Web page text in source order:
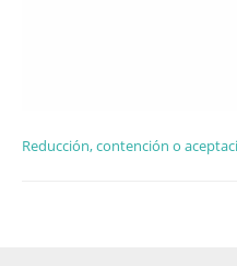
Reducción, contención o